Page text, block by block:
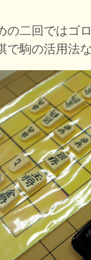
の二回ではゴ
で駒の活用法